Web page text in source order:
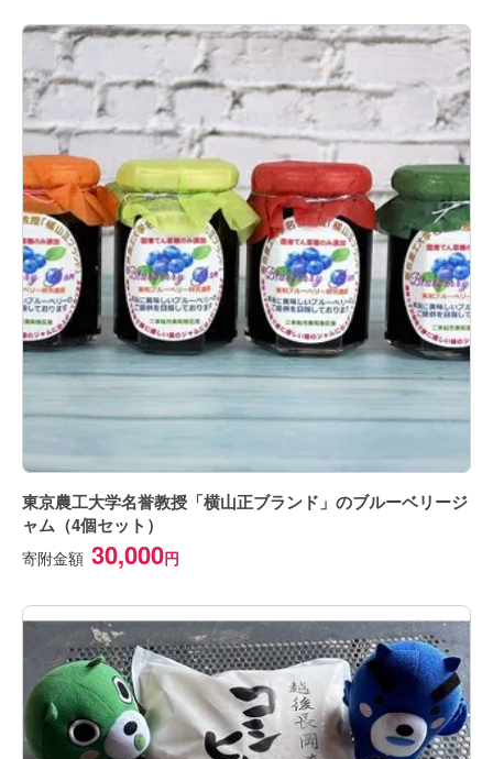
東京農工大学名誉教授「横山正ブランド」のブルーベリージ
ャム（4個セット）
寄附金額 30,000